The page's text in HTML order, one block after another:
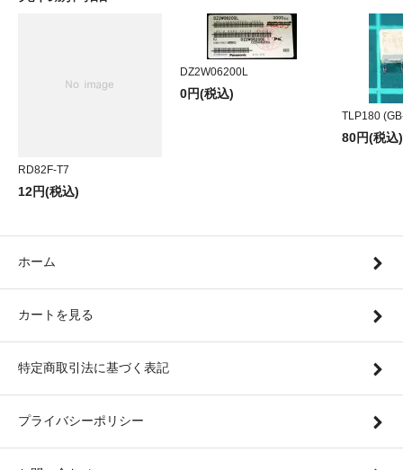
RD82F-T7
12円(税込)
DZ2W06200L
0円(税込)
TLP180
80円(税込)
ホーム
カートを見る
特定商取引法に基づく表記
プライバシーポリシー